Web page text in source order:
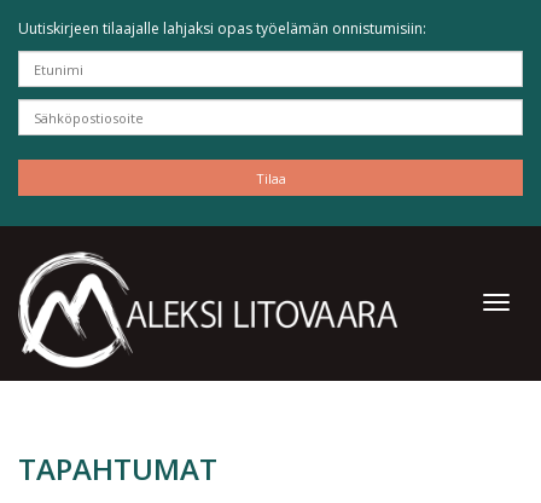
Uutiskirjeen tilaajalle lahjaksi opas työelämän onnistumisiin:
TAPAHTUMAT